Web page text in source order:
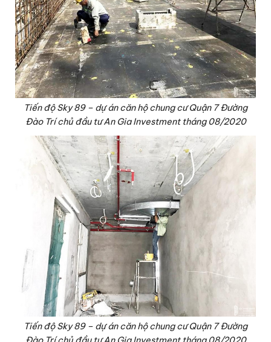
Tiến độ Sky 89 – dự án căn hộ chung cư Quận 7 Đường
Đào Trí chủ đầu tư An Gia Investment tháng 08/2020
Tiến độ Sky 89 – dự án căn hộ chung cư Quận 7 Đường